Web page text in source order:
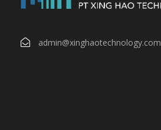
admin@xinghaotechnology.com